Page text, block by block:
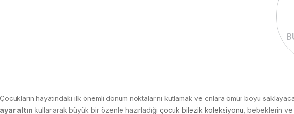
Çocukların hayatındaki ilk önemli dönüm noktalarını kutlamak ve onlara ömür boyu
ayar altın kullanarak büyük bir özenle hazırladığı çocuk bilezik koleksiyonu , bebeklerin